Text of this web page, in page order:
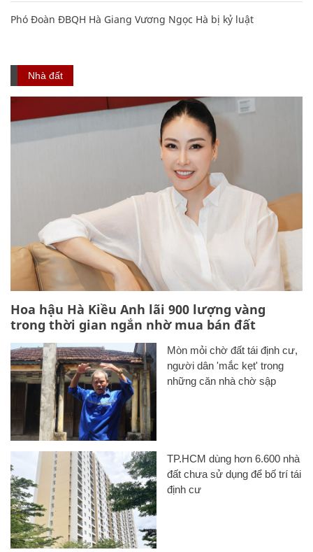
Phó Đoàn ĐBQH Hà Giang Vương Ngọc Hà bị kỷ luật
Nhà đất
Hoa hậu Hà Kiều Anh lãi 900 lượng vàng
trong thời gian ngắn nhờ mua bán đất
Mòn mỏi chờ đất tái định cư,
người dân 'mắc kẹt' trong
những căn nhà chờ sập
TP.HCM dùng hơn 6.600 nhà
đất chưa sử dụng để bố trí tái
định cư